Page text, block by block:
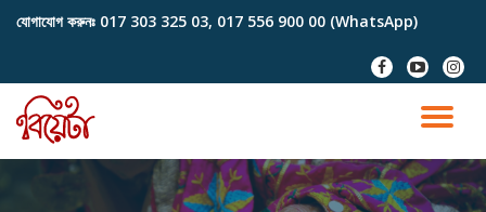
content
যোগাযোগ করুনঃ 017 303 325 03, 017 556 900 00 (WhatsApp)
fa-
facebook
fa-
youtube-
play
fa-